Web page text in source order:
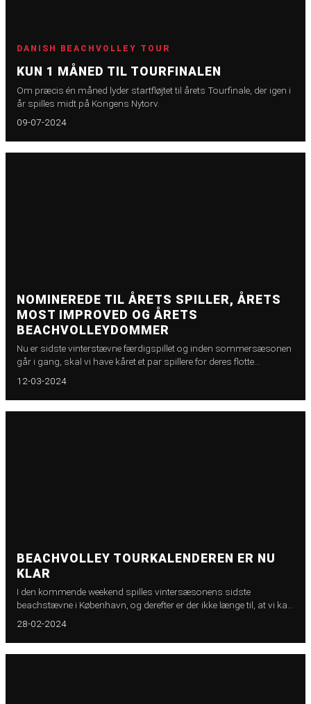
DANISH BEACHVOLLEY TOUR
KUN 1 MÅNED TIL TOURFINALEN
Om præcis én måned lyder startfløjtet til årets Tourfinale, der igen i
år spilles midt på Kongens Nytorv.
09-07-2024
NOMINEREDE TIL ÅRETS SPILLER, ÅRETS
MOST IMPROVED OG ÅRETS
BEACHVOLLEYDOMMER
Nu er sidste vinterstævne færdigspillet og inden sommersæsonen
går i gang, skal vi have kåret et par spillere for deres flotte
12-03-2024
BEACHVOLLEY TOURKALENDEREN ER NU
KLAR
I den kommende weekend spilles vintersæsonens sidste
beachstævne i København, og derefter er der ikke længe til, at vi kan
28-02-2024